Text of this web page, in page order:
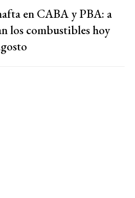
en CABA y PBA: a
los combustibles hoy